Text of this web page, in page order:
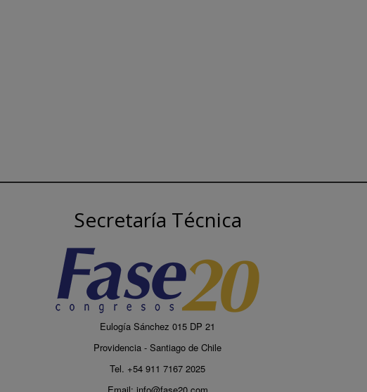
Secretaría Técnica
Eulogía Sánchez 015 DP 21
Providencia - Santiago de Chile
Tel. +54 911 7167 2025